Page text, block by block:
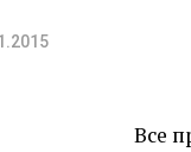
Все